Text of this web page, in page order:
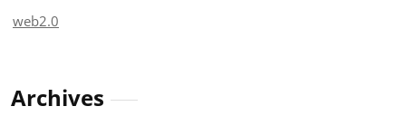
web2.0
Archives